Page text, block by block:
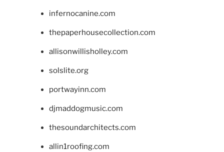
infernocanine.com
thepaperhousecollection.com
allisonwillisholley.com
solslite.org
portwayinn.com
djmaddogmusic.com
thesoundarchitects.com
allin1roofing.com